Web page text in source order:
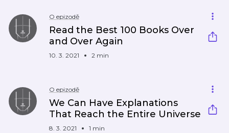
O epizodě
Read the Best 100 Books Over
and Over Again
10. 3. 2021 2 min
O epizodě
We Can Have Explanations
That Reach the Entire Universe
8. 3. 2021 1 min